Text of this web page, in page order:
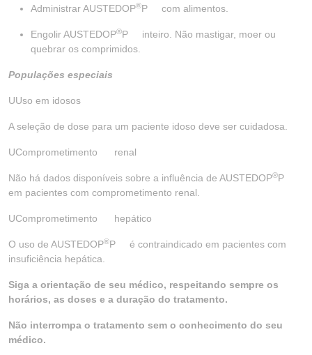
Administrar AUSTEDOP®P com alimentos.
Engolir AUSTEDOP®P inteiro. Não mastigar, moer ou
quebrar os comprimidos.
Populações especiais
UUso em idosos
A seleção de dose para um paciente idoso deve ser cuidadosa.
UComprometimento renal
Não há dados disponíveis sobre a influência de AUSTEDOP®P
em pacientes com comprometimento renal.
UComprometimento hepático
O uso de AUSTEDOP®P é contraindicado em pacientes com
insuficiência hepática.
Siga a orientação de seu médico, respeitando sempre os
horários, as doses e a duração do tratamento.
Não interrompa o tratamento sem o conhecimento do seu
médico.